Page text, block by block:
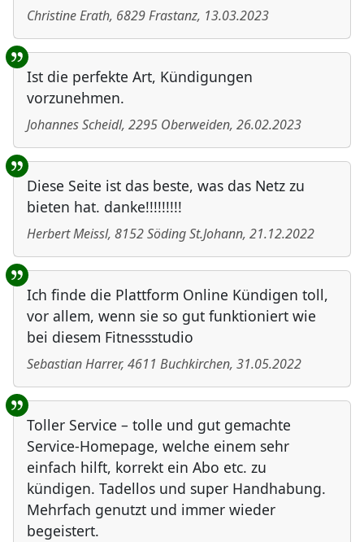
Christine Erath, 6829Frastanz, 13.03.2023
Ist die perfekte Art, Kündigungen
vorzunehmen.
Johannes Scheidl, 2295 Oberweiden, 26.02.2023
Diese Seite ist das beste, was das Netz zu
bieten hat. danke!!!!!!!!!
Herbert Meissl, 8152Söding St.Johann, 21.12.2022
Ich finde die Plattform Online Kündigen toll,
vor allem, wenn sie so gut funktioniert wie
bei diesem Fitnessstudio
Sebastian Harrer, 4611 Buchkirchen, 31.05.2022
Toller Service – tolle und gut gemachte
Service-Homepage, welche einem sehr
einfach hilft, korrekt ein Abo etc. zu
kündigen. Tadellos und super Handhabung.
Mehrfach genutzt und immer wieder
begeistert.